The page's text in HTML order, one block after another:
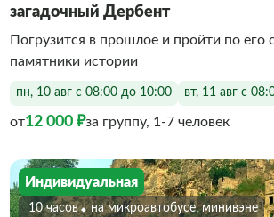
загадочный Дербент
Погрузится в прошлое и пройти по его
памятники истории
пн, 10 авг с 08:00 до 10:00 вт, 11 авг с
от12 000 ₽за группу, 1-7 человек
Индивидуальная
10 часов На микроавтобусе, минивэне